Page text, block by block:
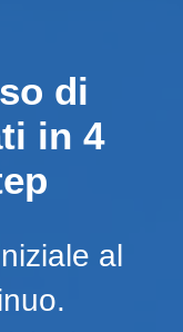
di
in 4
al